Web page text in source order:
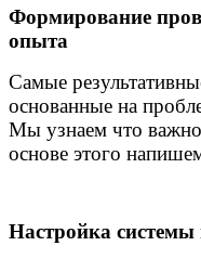
Формирование
опыта
Самые
основанные на
Мы узнаем что
основе этого
Настройка